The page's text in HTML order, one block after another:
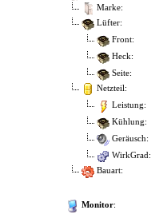
Marke:
Lüfter:
Front:
Heck:
Seite:
Netzteil:
Leistung:
Kühlung:
Geräusch:
WirkGrad:
Bauart:
Monitor: